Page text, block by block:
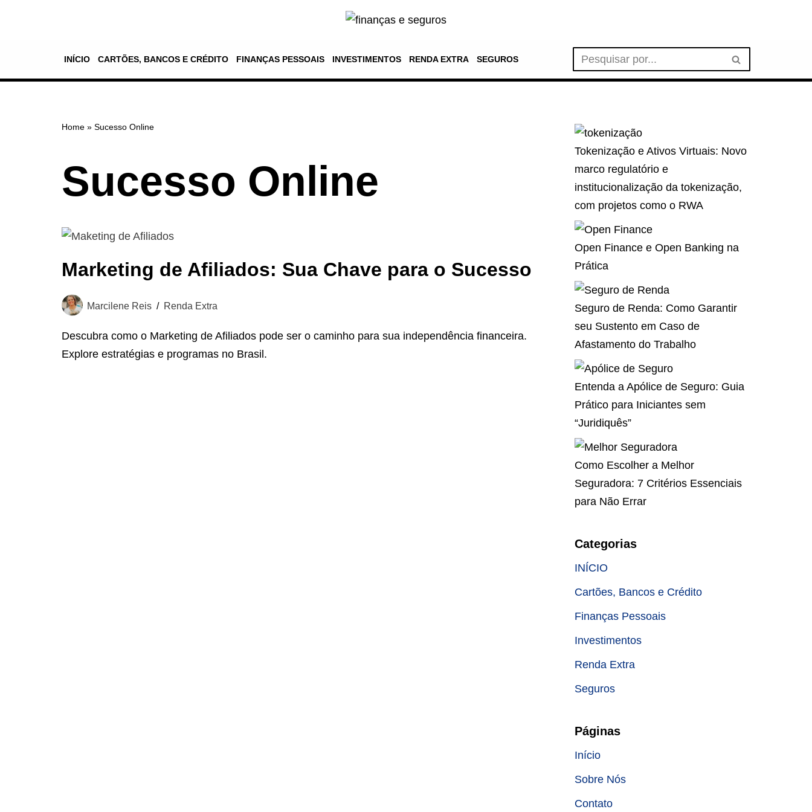
INÍCIO CARTÕES, BANCOS E CRÉDITO FINANÇAS PESSOAIS INVESTIMENTOS RENDA EXTRA SEGUROS
Home » Sucesso Online
Sucesso Online
Marketing de Afiliados: Sua Chave para o Sucesso
Marcilene Reis Renda Extra
Descubra como o Marketing de Afiliados pode ser o caminho para sua independência financeira.
Explore estratégias e programas no Brasil.
Tokenização e Ativos Virtuais: Novo
marco regulatório e
institucionalização da tokenização,
com projetos como o RWA
Open Finance e Open Banking na
Prática
Seguro de Renda: Como Garantir
seu Sustento em Caso de
Afastamento do Trabalho
Entenda a Apólice de Seguro: Guia
Prático para Iniciantes sem
“Juridiquês”
Como Escolher a Melhor
Seguradora: 7 Critérios Essenciais
para Não Errar
Categorias
INÍCIO
Cartões, Bancos e Crédito
Finanças Pessoais
Investimentos
Renda Extra
Seguros
Páginas
Início
Sobre Nós
Contato